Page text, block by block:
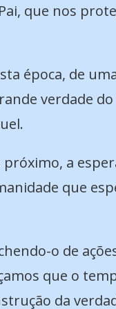
que nos
época, de
verdade
a
que
o de
que o
da